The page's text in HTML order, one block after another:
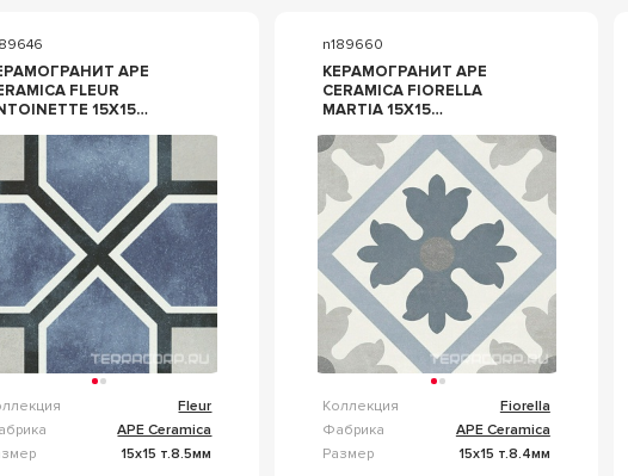
APE
FLEUR
15X15
Fleur
APE Ceramica
15x15 т.8.5мм
n189660
КЕРАМОГРАНИТ APE
CERAMICA FIORELLA
MARTIA 15X15
Коллекция
Fiorella
Фабрика
APE Ceramica
Размер
15x15 т.8.4мм